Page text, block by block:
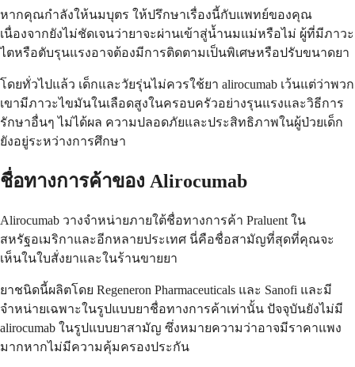
หากคุณกำลังให้นมบุตร ให้ปรึกษาเรื่องนี้กับแพทย์ของคุณ
เนื่องจากยังไม่ชัดเจนว่ายาจะผ่านเข้าสู่น้ำนมแม่หรือไม่ ผู้ที่มีภาวะ
ไตหรือตับรุนแรงอาจต้องมีการติดตามเป็นพิเศษหรือปรับขนาดยา
โดยทั่วไปแล้ว เด็กและวัยรุ่นไม่ควรใช้ยา alirocumab เว้นแต่ว่าพวก
เขามีภาวะไขมันในเลือดสูงในครอบครัวอย่างรุนแรงและวิธีการ
รักษาอื่นๆ ไม่ได้ผล ความปลอดภัยและประสิทธิภาพในผู้ป่วยเด็ก
ยังอยู่ระหว่างการศึกษา
ชื่อทางการค้าของ Alirocumab
Alirocumab วางจำหน่ายภายใต้ชื่อทางการค้า Praluent ใน
สหรัฐอเมริกาและอีกหลายประเทศ นี่คือชื่อสามัญที่สุดที่คุณจะ
เห็นในใบสั่งยาและในร้านขายยา
ยาชนิดนี้ผลิตโดย Regeneron Pharmaceuticals และ Sanofi และมี
จำหน่ายเฉพาะในรูปแบบยาชื่อทางการค้าเท่านั้น ปัจจุบันยังไม่มี
alirocumab ในรูปแบบยาสามัญ ซึ่งหมายความว่าอาจมีราคาแพง
มากหากไม่มีความคุ้มครองประกัน